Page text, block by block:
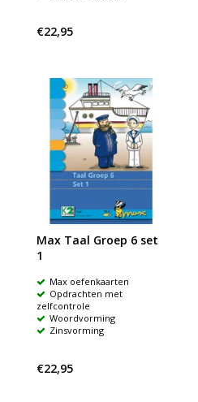
€22,95
Max Taal Groep 6 set
1
Max oefenkaarten
Opdrachten met
zelfcontrole
Woordvorming
Zinsvorming
€22,95